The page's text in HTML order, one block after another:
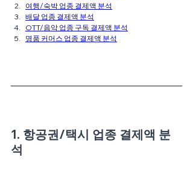
여행/숙박 업종 결제액 분석
배달 업종 결제액 분석
OTT/음악 업종 구독 결제액 분석
명품 커머스 업종 결제액 분석
1. 항공권/택시 업종 결제액 분
석